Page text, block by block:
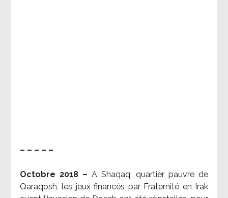
– – – – –
Octobre 2018 – A Shaqaq, quartier pauvre de
Qaraqosh, les jeux financés par Fraternité en Irak​